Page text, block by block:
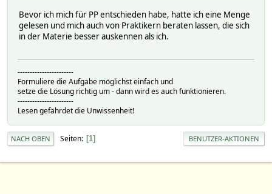
Bevor ich mich für PP entschieden habe, hatte ich eine Menge
gelesen und mich auch von Praktikern beraten lassen, die sich
in der Materie besser auskennen als ich.
-----------------------
Formuliere die Aufgabe möglichst einfach und
setze die Lösung richtig um - dann wird es auch funktionieren.
-----------------------
Lesen gefährdet die Unwissenheit!
NACH OBEN Seiten 1 BENUTZER-AKTIONEN